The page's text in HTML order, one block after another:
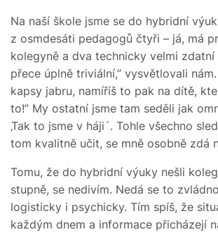
Na naší škole jsme se do hybridní
z osmdesáti pedagogů čtyři – já, má
kolegyně a dva technicky velmi zdatní
přece úplně triviální,” vysvětlovali
kapsy jabru, namíříš to pak na dítě,
to!” My ostatní jsme tam seděli jak
‚Tak to jsme v háji´. Tohle všechno
tom kvalitně učit, se mně osobně zdá
Tomu, že do hybridní výuky nešli
stupně, se nedivím. Nedá se to
logisticky i psychicky. Tím spíš, že
každým dnem a informace přicházejí